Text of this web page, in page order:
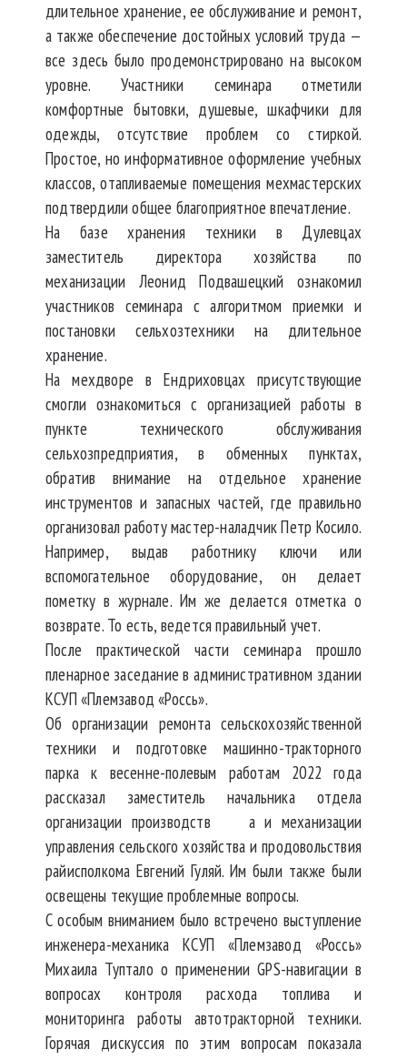
длительное хранение, ее обслуживание и ремонт,
а также обеспечение достойных условий труда —
все здесь было продемонстрировано на высоком
уровне. Участники семинара отметили
комфортные бытовки, душевые, шкафчики для
одежды, отсутствие проблем со стиркой.
Простое, но информативное оформление учебных
классов, отапливаемые помещения мехмастерских
подтвердили общее благоприятное впечатление.
На базе хранения техники в Дулевцах
заместитель директора хозяйства по
механизации Леонид Подвашецкий ознакомил
участников семинара с алгоритмом приемки и
постановки сельхозтехники на длительное
хранение.
На мехдворе в Ендриховцах присутствующие
смогли ознакомиться с организацией работы в
пункте технического обслуживания
сельхозпредприятия, в обменных пунктах,
обратив внимание на отдельное хранение
инструментов и запасных частей, где правильно
организовал работу мастер-наладчик Петр Косило.
Например, выдав работнику ключи или
вспомогательное оборудование, он делает
пометку в журнале. Им же делается отметка о
возврате. То есть, ведется правильный учет.
После практической части семинара прошло
пленарное заседание в административном здании
КСУП «Племзавод «Россь».
Об организации ремонта сельскохозяйственной
техники и подготовке машинно-тракторного
парка к весенне-полевым работам 2022 года
рассказал заместитель начальника отдела
организации производств а и механизации
управления сельского хозяйства и продовольствия
райисполкома Евгений Гуляй. Им были также были
освещены текущие проблемные вопросы.
С особым вниманием было встречено выступление
инженера-механика КСУП «Племзавод «Россь»
Михаила Туптало о применении GPS-навигации в
вопросах контроля расхода топлива и
мониторинга работы автотракторной техники.
Горячая дискуссия по этим вопросам показала